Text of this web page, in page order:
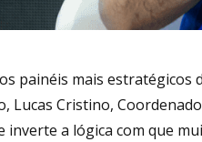
painéis mais estratégicos
Lucas Cristino,
inverte a lógica com que